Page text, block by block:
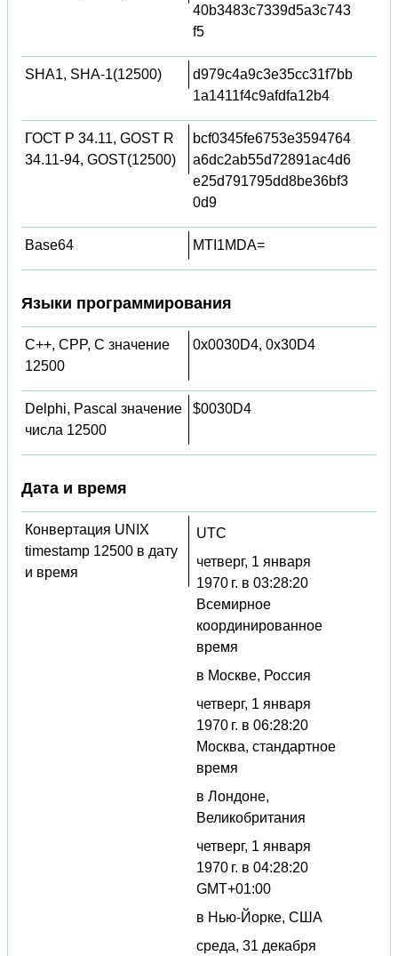
40b3483c7339d5a3c743
f5
SHA1, SHA-1(12500)
d979c4a9c3e35cc31f7bb
1a1411f4c9afdfa12b4
ГОСТ Р 34.11, GOST R
34.11-94, GOST(12500)
bcf0345fe6753e3594764
a6dc2ab55d72891ac4d6
e25d791795dd8be36bf3
0d9
Base64 MTI1MDA=
Языки программирования
C++, CPP, C значение
12500
0x0030D4, 0x30D4
Delphi, Pascal значение
числа 12500
$0030D4
Дата и время
Конвертация UNIX
timestamp 12500 в дату
и время
UTC
четверг, 1 января
1970 г. в 03:28:20
Всемирное
координированное
время
в Москве, Россия
четверг, 1 января
1970 г. в 06:28:20
Москва, стандартное
время
в Лондоне,
Великобритания
четверг, 1 января
1970 г. в 04:28:20
GMT+01:00
в Нью-Йорке, США
среда, 31 декабря